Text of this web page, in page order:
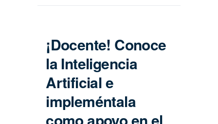
¡Docente! Conoce
la Inteligencia
Artificial e
impleméntala